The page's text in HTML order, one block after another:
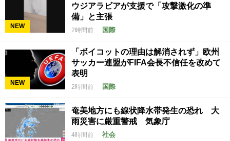
NEW
ウジアラビアが支援で「攻撃激化の準
備」と主張
2時間前 国際
NEW
「ボイコットの理由は解消されず」欧州
サッカー連盟がFIFA会長不信任を改めて
表明
2時間前 国際
奄美地方にも線状降水帯発生の恐れ 大
雨災害に厳重警戒 気象庁
4時間前 社会